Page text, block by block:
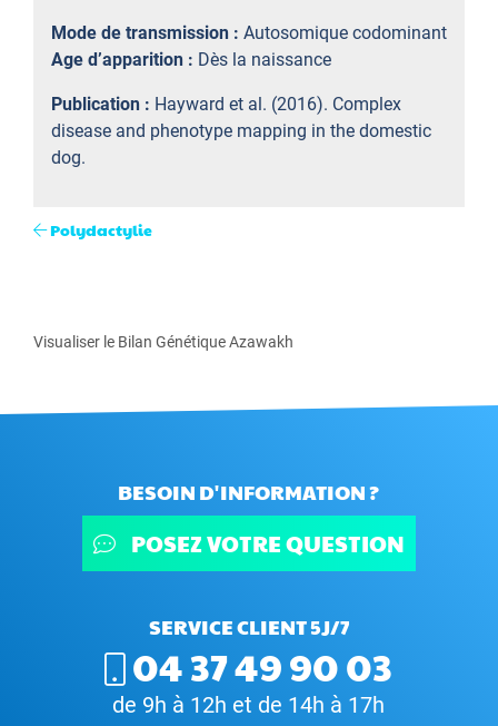
Mode de transmission : Autosomique codominant
Age d’apparition : Dès la naissance
Publication : Hayward et al. (2016). Complex
disease and phenotype mapping in the domestic
dog.
Polydactylie
Visualiser le Bilan Génétique Azawakh
BESOIN D'INFORMATION ?
POSEZ VOTRE QUESTION
SERVICE CLIENT 5J/7
04 37 49 90 03
de 9h à 12h et de 14h à 17h